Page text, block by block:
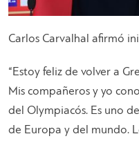
Carlos Carvalhal afirmó
“Estoy feliz de volver a
Mis compañeros y yo
del Olympiacós. Es uno
de Europa y del mundo.